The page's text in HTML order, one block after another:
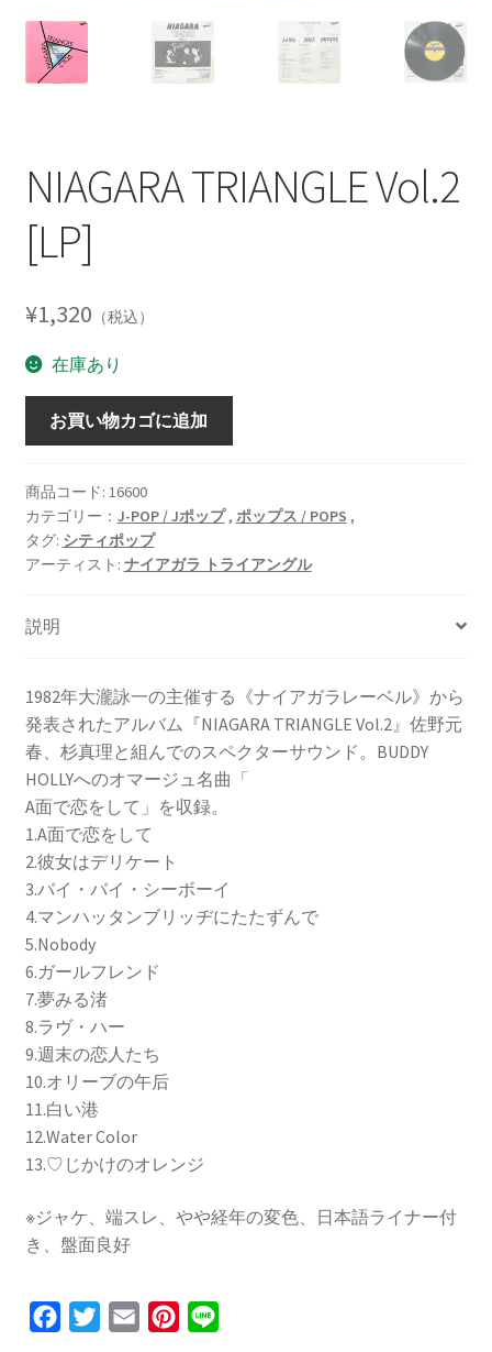
NIAGARA TRIANGLE Vol.2
[LP]
¥1,320 （税込）
在庫あり
NIAGARA
TRIANGLE
[LP]
個
お買い物カゴに追加
商品コード: 16600
カテゴリー： J-POP / Jポップ, ポップス / POPS ,
タグ: シティポップ
アーティスト: ナイアガラ トライアングル
説明
1982年大瀧詠一の主催する《ナイアガラレーベル》から
発表されたアルバム『NIAGARA TRIANGLE Vol.2』佐野元
春、杉真理と組んでのスペクターサウンド。BUDDY
HOLLYへのオマージュ名曲「
A面で恋をして」を収録。
1.A面で恋をして
2.彼女はデリケート
3.バイ・バイ・シーボーイ
4.マンハッタンブリッヂにたたずんで
5.Nobody
6.ガールフレンド
7.夢みる渚
8.ラヴ・ハー
9.週末の恋人たち
10.オリーブの午后
11.白い港
12.Water Color
13.♡じかけのオレンジ
※ジャケ、端スレ、やや経年の変色、日本語ライナー付
き、盤面良好